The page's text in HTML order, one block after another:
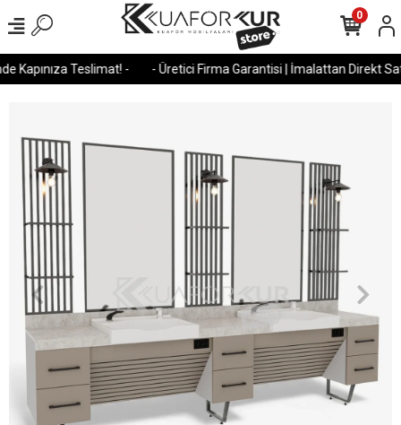
Kapınıza Teslimat! - - Üretici Firma Garantisi | İmalattan Direkt
0